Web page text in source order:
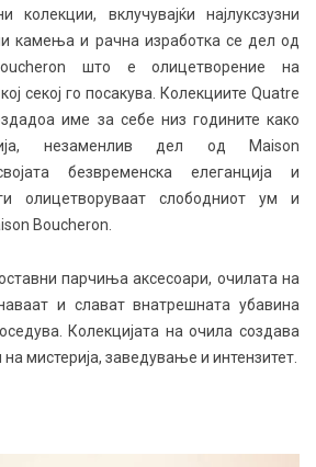
колекции, вклучувајќи најлуксзузни
камења и рачна изработка се дел од
што е олицетворение на
секој го посакува. Колекциите Quatre
име за себе низ годините како
незаменлив дел од Maison
безвременска елеганција и
олицетворуваат слободниот ум и
Boucheron.
парчиња аксесоари, очилата на
и слават внатрешната убавина
Колекцијата на очила создава
мистерија, заведување и интензитет.